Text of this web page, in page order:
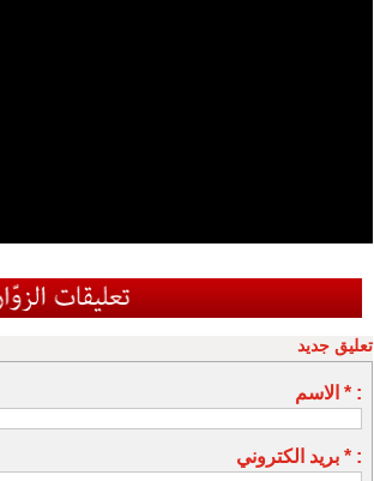
تعليق جديد
الاسم * :
بريد الكتروني * :